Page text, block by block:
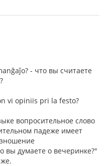
- что вы считаете
vi opiniis pri la festo?
вопросительное слово
падеже имеет
вы думаете о вечеринке?"